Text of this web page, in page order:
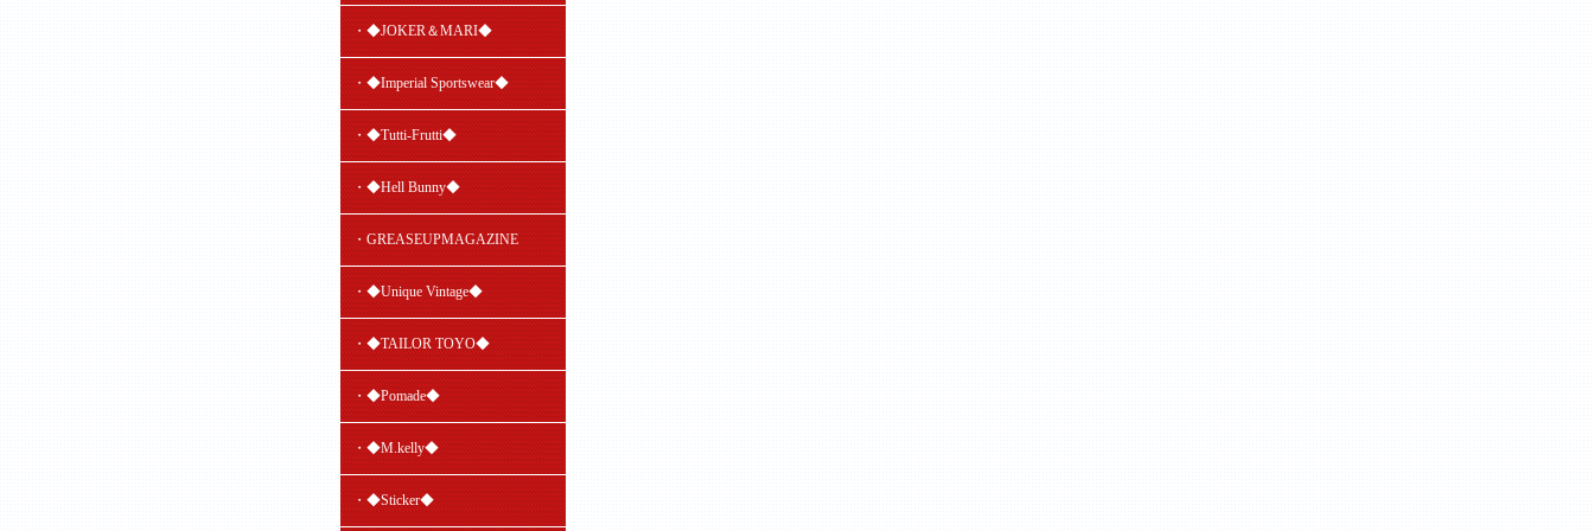
・◆JOKER＆MARI◆
・◆Imperial Sportswear◆
・◆Tutti-Frutti◆
・◆Hell Bunny◆
・GREASEUPMAGAZINE
・◆Unique Vintage◆
・◆TAILOR TOYO◆
・◆Pomade◆
・◆M.kelly◆
・◆Sticker◆